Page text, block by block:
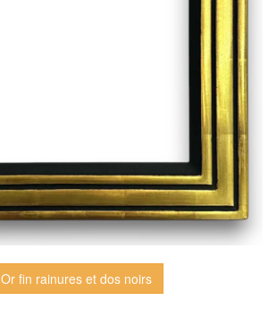
Or fin rainures et dos noirs